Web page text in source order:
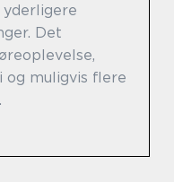
Det
og muligvis flere